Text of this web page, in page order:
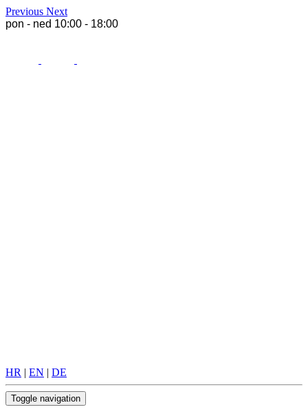
Previous Next
pon - ned 10:00 - 18:00
HR | EN | DE
Toggle navigation